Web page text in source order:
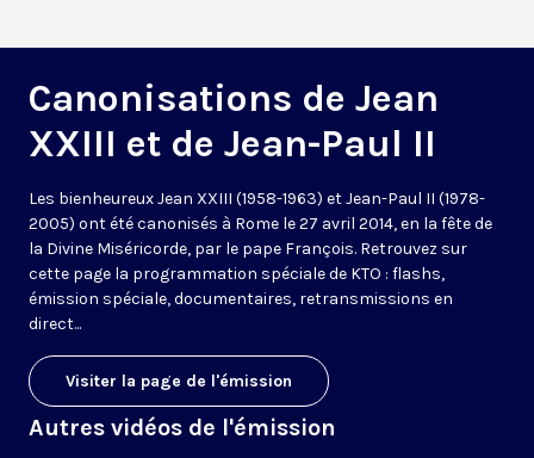
Canonisations de Jean
XXIII et de Jean-Paul II
Les bienheureux Jean XXIII (1958-1963) et Jean-Paul II (1978-
2005) ont été canonisés à Rome le 27 avril 2014, en la fête de
la Divine Miséricorde, par le pape François. Retrouvez sur
cette page la programmation spéciale de KTO : flashs,
émission spéciale, documentaires, retransmissions en
direct...
Visiter la page de l'émission
Autres vidéos de l'émission